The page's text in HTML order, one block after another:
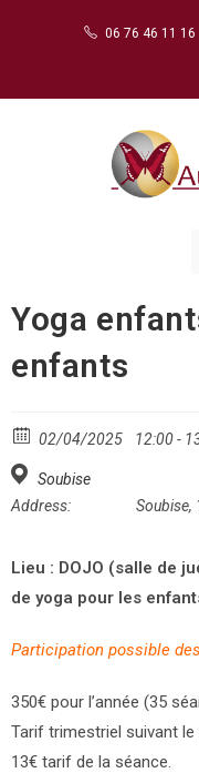
06 76 46 11 16
Yoga
enfants
02/04/2025 12:00 -
Soubise
Address:
Soubise,
Lieu : DOJO (salle de
de yoga pour les
Participation possible
350€ pour l’année (35
Tarif trimestriel suivant
13€ tarif de la séance.